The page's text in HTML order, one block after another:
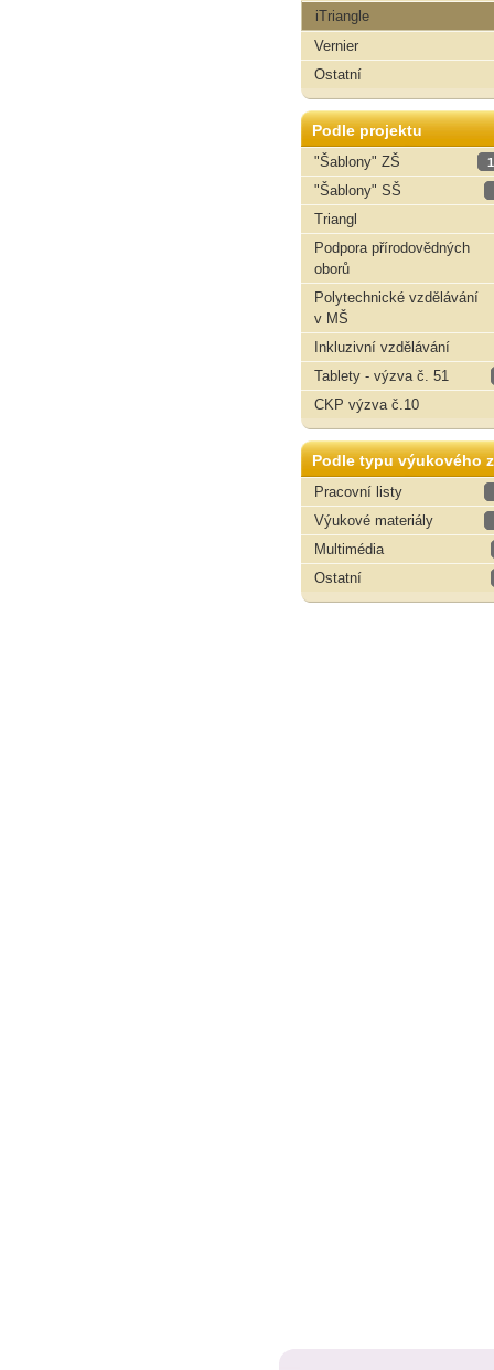
iTriangle
Vernier
Ostatní
Podle projektu
"Šablony" ZŠ
"Šablony" SŠ
Triangl
Podpora přírodovědných
oborů
Polytechnické vzdělávání
v MŠ
Inkluzivní vzdělávání
Tablety - výzva č. 51
CKP výzva č.10
Podle typu výukového
Pracovní listy
Výukové materiály
Multimédia
Ostatní